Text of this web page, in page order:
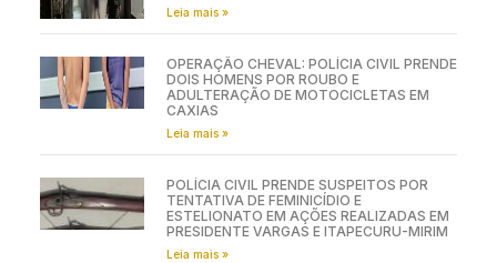
Leia mais »
OPERAÇÃO CHEVAL: POLÍCIA CIVIL PRENDE
DOIS HOMENS POR ROUBO E
ADULTERAÇÃO DE MOTOCICLETAS EM
CAXIAS
Leia mais »
POLÍCIA CIVIL PRENDE SUSPEITOS POR
TENTATIVA DE FEMINICÍDIO E
ESTELIONATO EM AÇÕES REALIZADAS EM
PRESIDENTE VARGAS E ITAPECURU-MIRIM
Leia mais »